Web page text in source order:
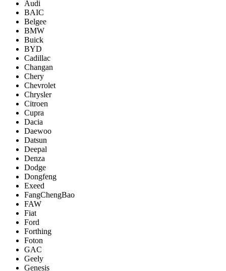
Audi
BAIC
Belgee
BMW
Buick
BYD
Cadillac
Changan
Chery
Chevrolet
Chrysler
Citroen
Cupra
Dacia
Daewoo
Datsun
Deepal
Denza
Dodge
Dongfeng
Exeed
FangChengBao
FAW
Fiat
Ford
Forthing
Foton
GAC
Geely
Genesis